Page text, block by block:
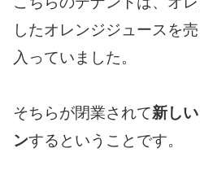
したオレンジジュースを
入っていました。
そちらが閉業されて新し
ンするということです。